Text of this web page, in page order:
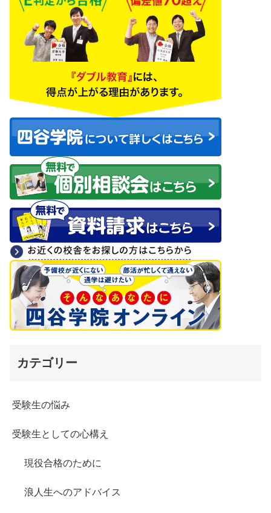
カテゴリー
受験生の悩み
受験生としての心構え
現役合格のために
浪人生へのアドバイス